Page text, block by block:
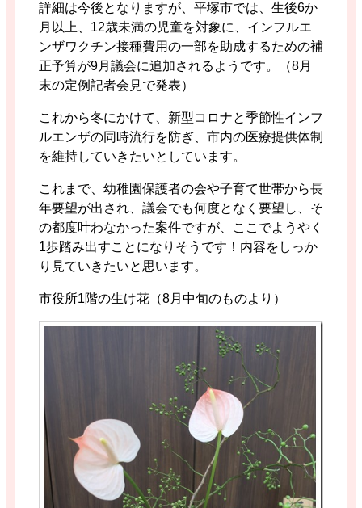
詳細は今後となりますが、平塚市では、生後6か
月以上、12歳未満の児童を対象に、インフルエ
ンザワクチン接種費用の一部を助成するための補
正予算が9月議会に追加されるようです。（8月
末の定例記者会見で発表）
これから冬にかけて、新型コロナと季節性インフ
ルエンザの同時流行を防ぎ、市内の医療提供体制
を維持していきたいとしています。
これまで、幼稚園保護者の会や子育て世帯から長
年要望が出され、議会でも何度となく要望し、そ
の都度叶わなかった案件ですが、ここでようやく
1歩踏み出すことになりそうです！内容をしっか
り見ていきたいと思います。
市役所1階の生け花（8月中旬のものより）